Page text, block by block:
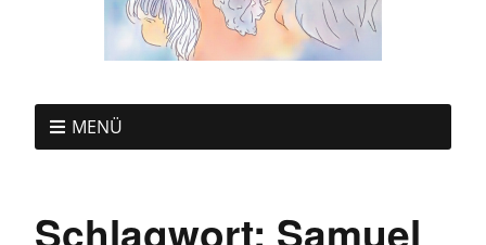
MENÜ
Schlagwort: Samuel